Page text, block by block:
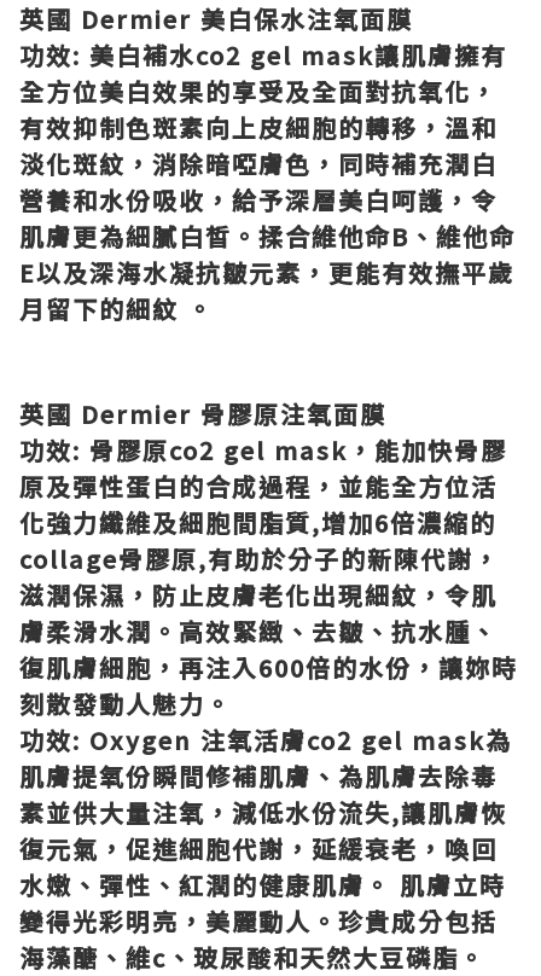
英國 Dermier 美白保水注氧面膜
功效: 美白補水co2 gel mask讓肌膚擁有
全方位美白效果的享受及全面對抗氧化，
有效抑制色斑素向上皮細胞的轉移，溫和
淡化斑紋，消除暗啞膚色，同時補充潤白
營養和水份吸收，給予深層美白呵護，令
肌膚更為細膩白皙。揉合維他命B 、維他命
E以及深海水凝抗皺元素，更能有效撫平歲
月留下的細紋 。
英國 Dermier 骨膠原注氧面膜
功效: 骨膠原co2 gel mask ，能加快骨膠
原及彈性蛋白的合成過程，並能全方位活
化強力纖維及細胞間脂質,增加6倍濃縮的
collage骨膠原,有助於分子的新陳代謝，
滋潤保濕，防止皮膚老化出現細紋，令肌
膚柔滑水潤。高效緊緻、去皺、抗水腫、
復肌膚細胞，再注入600倍的水份，讓妳時
刻散發動人魅力。
功效: Oxygen 注氧活膚co2 gel mask為
肌膚提氧份瞬間修補肌膚、為肌膚去除毒
素並供大量注氧，減低水份流失,讓肌膚恢
復元氣，促進細胞代謝，延緩衰老，喚回
水嫩、彈性、紅潤的健康肌膚。 肌膚立時
變得光彩明亮，美麗動人。珍貴成分包括
海藻醣、維c 、玻尿酸和天然大豆磷脂。